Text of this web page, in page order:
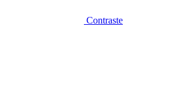
Contraste